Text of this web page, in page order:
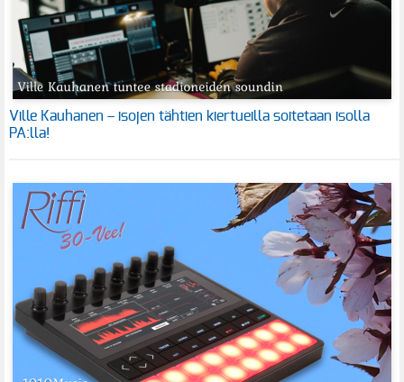
Ville Kauhanen – isojen tähtien kiertueilla soitetaan isolla
PA:lla!